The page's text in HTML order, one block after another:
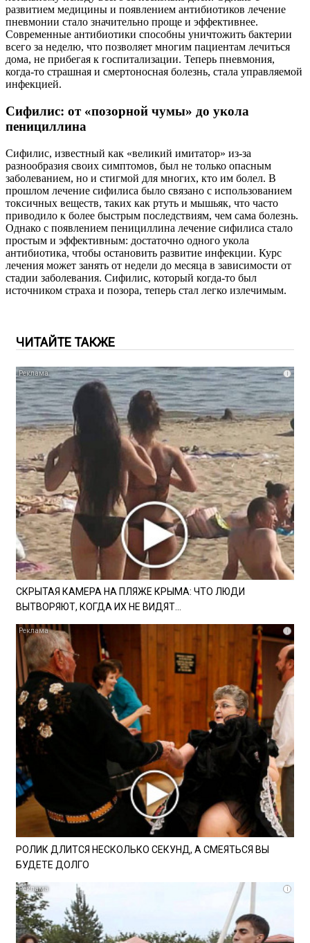
развитием медицины и появлением антибиотиков лечение
пневмонии стало значительно проще и эффективнее.
Современные антибиотики способны уничтожить бактерии
всего за неделю, что позволяет многим пациентам лечиться
дома, не прибегая к госпитализации. Теперь пневмония,
когда-то страшная и смертоносная болезнь, стала управляемой
инфекцией.
Сифилис: от «позорной чумы» до укола
пенициллина
Сифилис, известный как «великий имитатор» из-за
разнообразия своих симптомов, был не только опасным
заболеванием, но и стигмой для многих, кто им болел. В
прошлом лечение сифилиса было связано с использованием
токсичных веществ, таких как ртуть и мышьяк, что часто
приводило к более быстрым последствиям, чем сама болезнь.
Однако с появлением пенициллина лечение сифилиса стало
простым и эффективным: достаточно одного укола
антибиотика, чтобы остановить развитие инфекции. Курс
лечения может занять от недели до месяца в зависимости от
стадии заболевания. Сифилис, который когда-то был
источником страха и позора, теперь стал легко излечимым.
ЧИТАЙТЕ ТАКЖЕ
i
СКРЫТАЯ КАМЕРА НА ПЛЯЖЕ КРЫМА: ЧТО ЛЮДИ
ВЫТВОРЯЮТ, КОГДА ИХ НЕ ВИДЯТ...
i
РОЛИК ДЛИТСЯ НЕСКОЛЬКО СЕКУНД, А СМЕЯТЬСЯ ВЫ
БУДЕТЕ ДОЛГО
i